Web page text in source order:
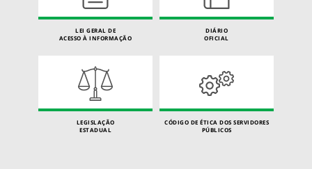
LEI GERAL DE
ACESSO À INFORMAÇÃO
DIÁRIO
OFICIAL
LEGISLAÇÃO
ESTADUAL
CÓDIGO DE ÉTICA DOS SERVIDORES
PÚBLICOS